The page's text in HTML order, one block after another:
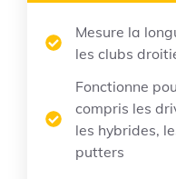
Mesure la
les clubs
Fonctionne
compris les
les hybrides,
putters